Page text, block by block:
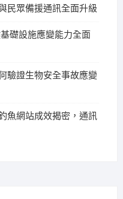
民眾備援通訊全面升級
礎設施應變能力全面
驗證生物安全事故應變
魚網站成效揭密，通訊